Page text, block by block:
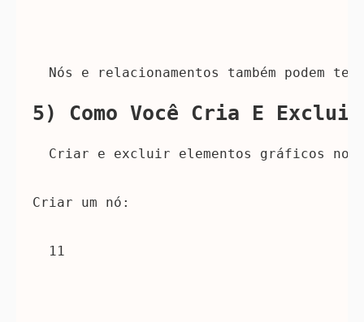
Nós e relacionamentos também podem
5) Como Você Cria E Exclui
Criar e excluir elementos gráficos no
Criar um nó:
11